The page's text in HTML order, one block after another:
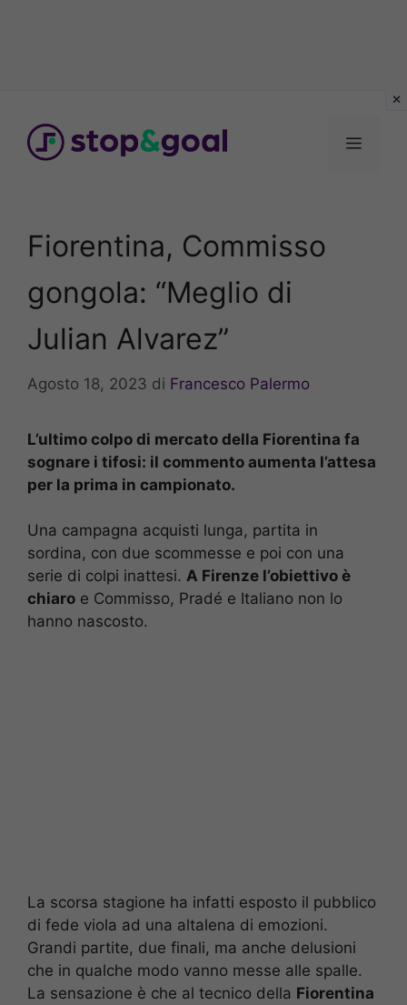
contenuto
Menu
Fiorentina, Commisso
gongola: “Meglio di
Julian Alvarez”
Agosto 18, 2023 di Francesco Palermo
L’ultimo colpo di mercato della Fiorentina fa
sognare i tifosi: il commento aumenta l’attesa
per la prima in campionato.
Una campagna acquisti lunga, partita in
sordina, con due scommesse e poi con una
serie di colpi inattesi. A Firenze l’obiettivo è
chiaro e Commisso, Pradé e Italiano non lo
hanno nascosto.
La scorsa stagione ha infatti esposto il pubblico
di fede viola ad una altalena di emozioni.
Grandi partite, due finali, ma anche delusioni
che in qualche modo vanno messe alle spalle.
La sensazione è che al tecnico della Fiorentina